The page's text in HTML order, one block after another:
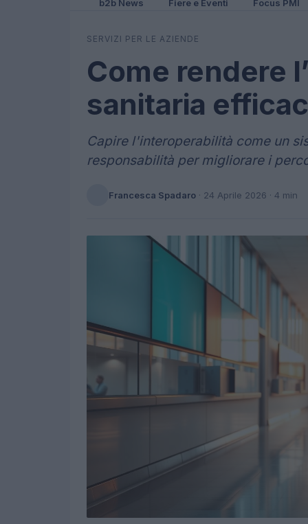
b2b News Fiere e Eventi Focus PMI
SERVIZI PER LE AZIENDE
Come rendere
sanitaria
Capire l'interoperabilità come un
responsabilità per migliorare i
Francesca Spadaro · 24 Aprile 2026 · 4 min